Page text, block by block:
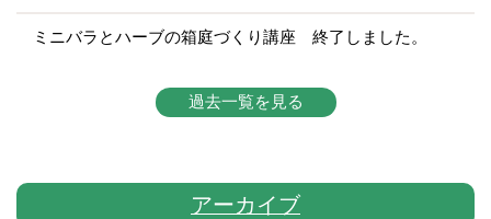
ミニバラとハーブの箱庭づくり講座 終了しました。
過去一覧を見る
アーカイブ